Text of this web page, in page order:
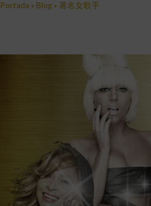
Portada » Blog » 著名女歌手